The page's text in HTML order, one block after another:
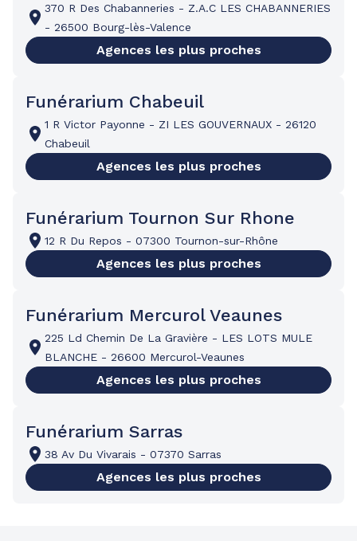
370 R Des Chabanneries - Z.A.C LES CHABANNERIES
- 26500 Bourg-lès-Valence
Agences les plus proches
Funérarium Chabeuil
1 R Victor Payonne - ZI LES GOUVERNAUX - 26120
Chabeuil
Agences les plus proches
Funérarium Tournon Sur Rhone
12 R Du Repos - 07300 Tournon-sur-Rhône
Agences les plus proches
Funérarium Mercurol Veaunes
225 Ld Chemin De La Gravière - LES LOTS MULE
BLANCHE - 26600 Mercurol-Veaunes
Agences les plus proches
Funérarium Sarras
38 Av Du Vivarais - 07370 Sarras
Agences les plus proches